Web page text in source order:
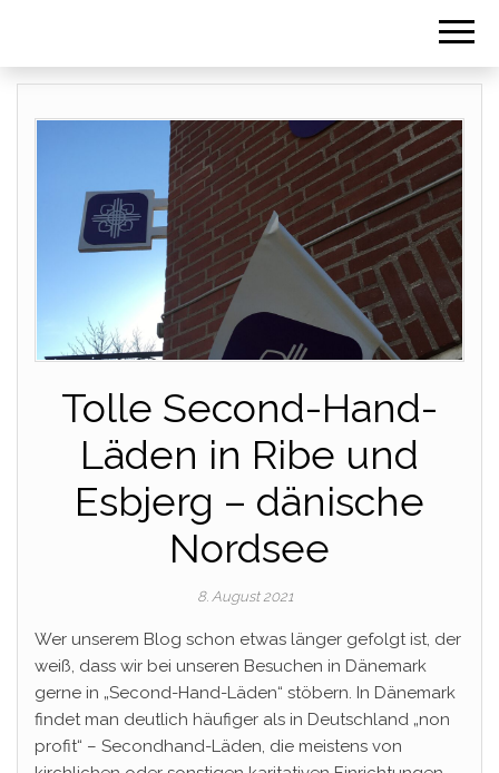
Tolle Second-Hand-
Läden in Ribe und
Esbjerg – dänische
Nordsee
8. August 2021
Wer unserem Blog schon etwas länger gefolgt ist, der
weiß, dass wir bei unseren Besuchen in Dänemark
gerne in „Second-Hand-Läden“ stöbern. In Dänemark
findet man deutlich häufiger als in Deutschland „non
profit“ – Secondhand-Läden, die meistens von